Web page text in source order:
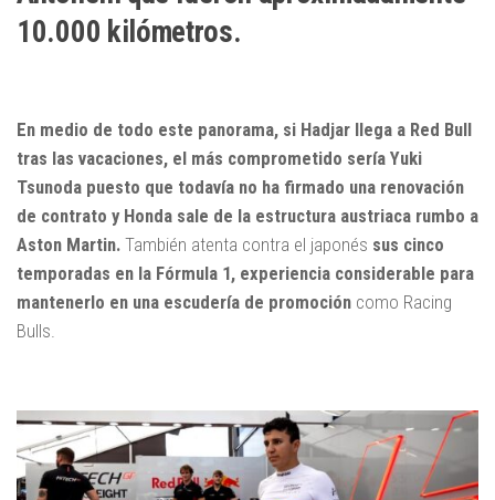
10.000 kilómetros.
En medio de todo este panorama, si Hadjar llega a Red Bull
tras las vacaciones, el más comprometido sería Yuki
Tsunoda puesto que todavía no ha firmado una renovación
de contrato y Honda sale de la estructura austriaca rumbo a
Aston Martin. También atenta contra el japonés sus cinco
temporadas en la Fórmula 1, experiencia considerable para
mantenerlo en una escudería de promoción como Racing
Bulls.